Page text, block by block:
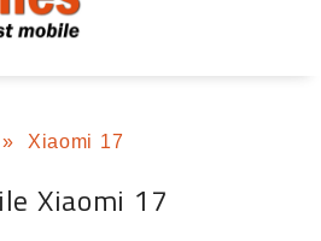
» Xiaomi 17
Xiaomi 17